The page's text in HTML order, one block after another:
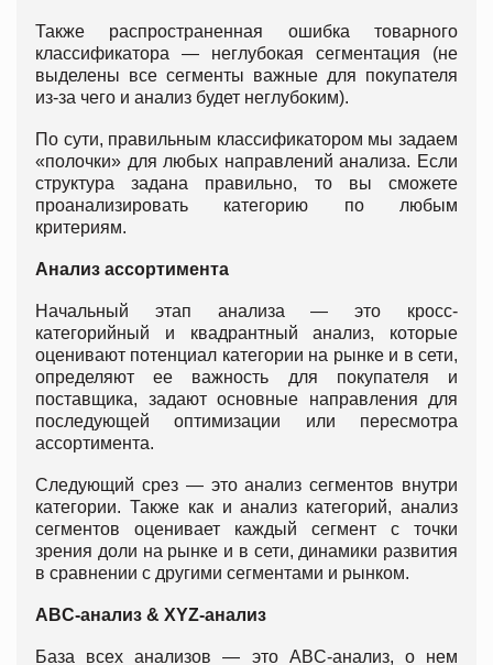
Также распространенная ошибка товарного
классификатора — неглубокая сегментация (не
выделены все сегменты важные для покупателя
из-за чего и анализ будет неглубоким).
По сути, правильным классификатором мы задаем
«полочки» для любых направлений анализа. Если
структура задана правильно, то вы сможете
проанализировать категорию по любым
критериям.
Анализ ассортимента
Начальный этап анализа — это кросс-
категорийный и квадрантный анализ, которые
оценивают потенциал категории на рынке и в сети,
определяют ее важность для покупателя и
поставщика, задают основные направления для
последующей оптимизации или пересмотра
ассортимента.
Следующий срез — это анализ сегментов внутри
категории. Также как и анализ категорий, анализ
сегментов оценивает каждый сегмент с точки
зрения доли на рынке и в сети, динамики развития
в сравнении с другими сегментами и рынком.
ABC-анализ & XYZ-анализ
База всех анализов — это ABC-анализ, о нем